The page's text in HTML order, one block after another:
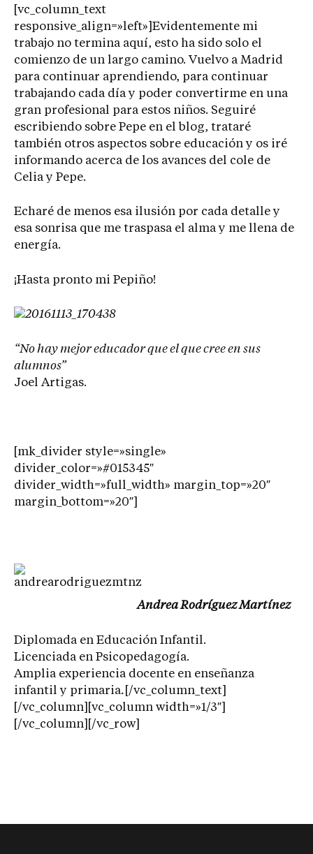
[vc_column_text
responsive_align=»left»]Evidentemente mi
trabajo no termina aquí, esto ha sido solo el
comienzo de un largo camino. Vuelvo a Madrid
para continuar aprendiendo, para continuar
trabajando cada día y poder convertirme en una
gran profesional para estos niños. Seguiré
escribiendo sobre Pepe en el blog, trataré
también otros aspectos sobre educación y os iré
informando acerca de los avances del cole de
Celia y Pepe.
Echaré de menos esa ilusión por cada detalle y
esa sonrisa que me traspasa el alma y me llena de
energía.
¡Hasta pronto mi Pepiño!
“No hay mejor educador que el que cree en sus
alumnos”
Joel Artigas.
[mk_divider style=»single»
divider_color=»#015345″
divider_width=»full_width» margin_top=»20″
margin_bottom=»20″]
Andrea Rodríguez Martínez
Diplomada en Educación Infantil.
Licenciada en Psicopedagogía.
Amplia experiencia docente en enseñanza
infantil y primaria. [/vc_column_text]
[/vc_column][vc_column width=»1/3″]
[/vc_column][/vc_row]